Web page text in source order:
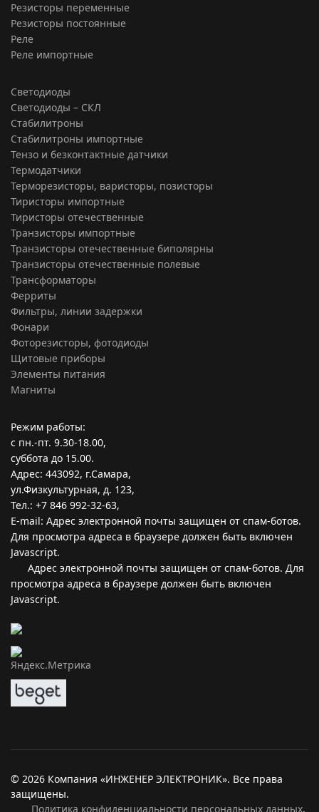
Резисторы переменные
Резисторы постоянные
Реле
Реле импортные
Светодиоды
Светодиоды – СКЛ
Стабилитроны
Стабилитроны импортные
Тензо и безконтактные датчики
Термодатчики
Терморезисторы, варисторы, позисторы
Тиристоры импортные
Тиристоры отечественные
Транзисторы импортные
Транзисторы отечественные биполярны
Транзисторы отечественные полевые
Трансформаторы
Ферриты
Фильтры, линии задержки
Фонари
Фоторезисторы, фотодиоды
Щитовые приборы
Элементы питания
Магниты
Режим работы:
с пн.-пт. 9.30-18.00,
суббота до 15.00.
Адрес: 443092, г.Самара,
ул.Физкультурная, д. 123,
Тел.: +7 846 992-32-63,
E-mail: Адрес электронной почты защищен от спам-ботов.
Для просмотра адреса в браузере должен быть включен
Javascript.
Адрес электронной почты защищен от спам-ботов. Для
просмотра адреса в браузере должен быть включен
Javascript.
© 2026 Компания «ИНЖЕНЕР ЭЛЕКТРОНИК». Все права
защищены.
Политика конфиденциальности персональных данных.